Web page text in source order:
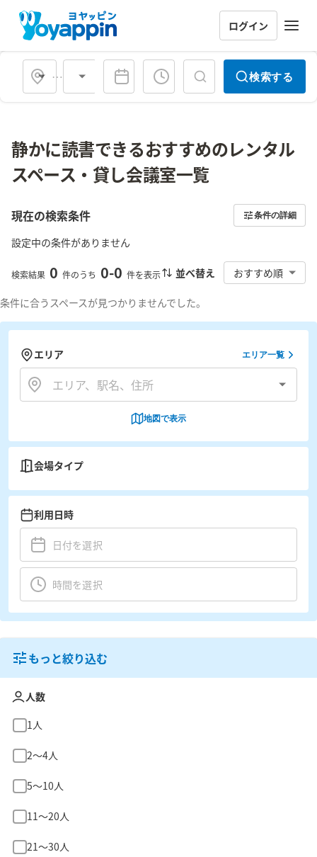
ログイン
会場タイプ 検索する
静かに読書できるおすすめのレンタル
スペース・貸し会議室一覧
現在の検索条件 条件の詳細
設定中の条件がありません
検索結果 0 件のうち 0-0 件を表示 並べ替え おすすめ順
条件に合うスペースが見つかりませんでした。
エリア エリア一覧
地図で表示
会場タイプ
利用日時
もっと絞り込む
人数
1人
2〜4人
5〜10人
11〜20人
21〜30人